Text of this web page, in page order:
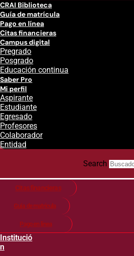
CRAI Biblioteca
Guía de matrícula
Pago en línea
Citas financieras
Campus digital
Pregrado
Posgrado
Educación continua
Saber Pro
Mi perfil
Aspirante
Estudiante
Egresado
Profesores
Colaborador
Entidad
Search
Citas financieras
Guía de matricula
Pago en línea
Institució
n